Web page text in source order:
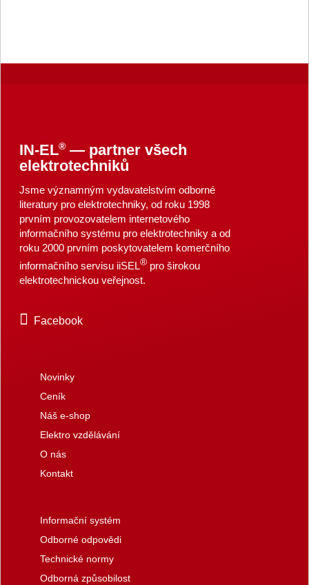
IN-EL®— partner všech
elektrotechniků
Jsme významným vydavatelstvím odborné
literatury pro elektrotechniky, od roku 1998
prvním provozovatelem internetového
informačního systému pro elektrotechniky a od
roku 2000 prvním poskytovatelem komerčního
informačního servisu iiSEL®pro širokou
elektrotechnickou veřejnost.
Facebook
Novinky
Ceník
Náš e-shop
Elektro vzdělávání
O nás
Kontakt
Informační systém
Odborné odpovědi
Technické normy
Odborná způsobilost